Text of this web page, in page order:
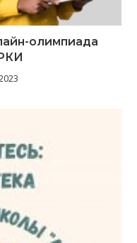
олимпиада